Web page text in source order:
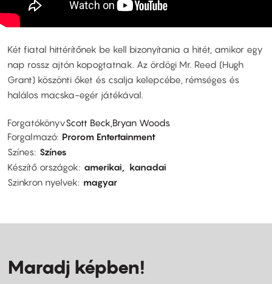
Két fiatal hittérítőnek be kell bizonyítania a hitét, amikor egy
nap rossz ajtón kopogtatnak. Az ördögi Mr. Reed (Hugh
Grant) köszönti őket és csalja kelepcébe, rémséges és
halálos macska-egér játékával.
ForgatókönyvScott Beck,Bryan Woods
Forgalmazó Prorom Entertainment
Színes Színes
Készítő országok
amerikai
kanadai
Szinkron nyelvek
magyar
Maradj képben!